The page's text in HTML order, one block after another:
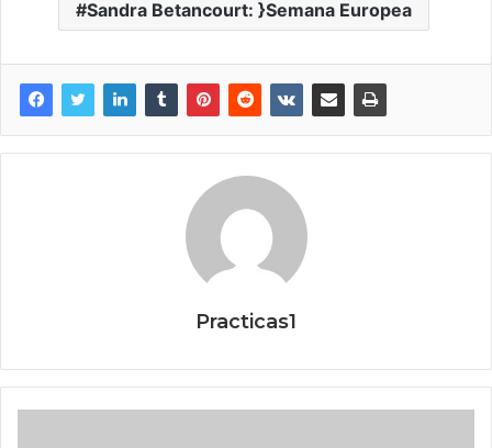
Sandra Betancourt: }Semana Europea
Practicas1